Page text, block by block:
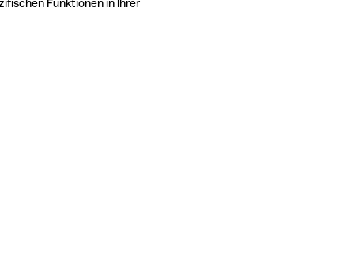
Funktionen in Ihrer